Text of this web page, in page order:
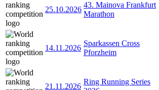
25.10.2026
43. Mainova Frankfurt
Marathon
14.11.2026
Sparkassen Cross
Pforzheim
21.11.2026
Ring Running Series